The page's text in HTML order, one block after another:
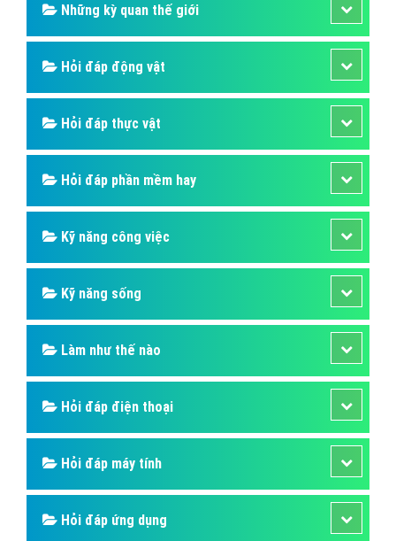
Những kỳ quan thế giới
Hỏi đáp động vật
Hỏi đáp thực vật
Hỏi đáp phần mềm hay
Kỹ năng công việc
Kỹ năng sống
Làm như thế nào
Hỏi đáp điện thoại
Hỏi đáp máy tính
Hỏi đáp ứng dụng